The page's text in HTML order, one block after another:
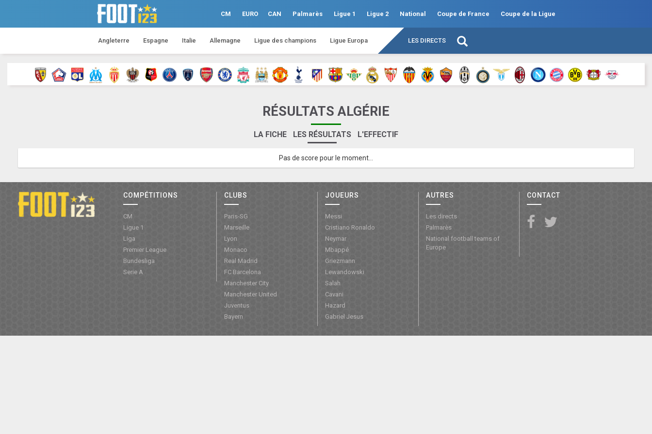
CM EURO CAN Palmarès Ligue 1 Ligue 2 National Coupe de France Coupe de la Ligue
Angleterre Espagne Italie Allemagne Ligue des champions Ligue Europa LES DIRECTS
RÉSULTATS ALGÉRIE
LA FICHE LES RÉSULTATS L'EFFECTIF
Pas de score pour le moment...
COMPÉTITIONS
CM
Ligue 1
Liga
Premier League
Bundesliga
Serie A
CLUBS
Paris-SG
Marseille
Lyon
Monaco
Real Madrid
FC Barcelona
Manchester City
Manchester United
Juventus
Bayern
JOUEURS
Messi
Cristiano Ronaldo
Neymar
Mbappé
Griezmann
Lewandowski
Salah
Cavani
Hazard
Gabriel Jesus
AUTRES
Les directs
Palmarès
National football teams of
Europe
CONTACT